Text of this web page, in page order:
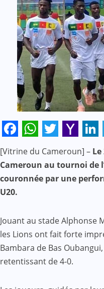
Facebook
WhatsApp
Twitter
Mail
[Vitrine du Cameroun] –
Cameroun au tournoi de
couronnée par une
U20.
Jouant au stade Alphonse
les Lions ont fait forte
Bambara de Bas
retentissant de 4-0.